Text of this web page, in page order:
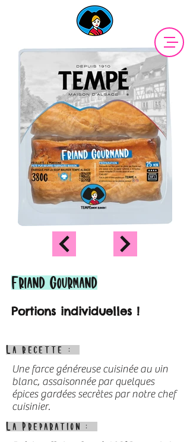
Friand Gourmand
Portions individuelles !
La recette :
Une farce généreuse cuisinée au vin
blanc, assaisonnée par quelques
épices gardées secrètes par notre chef
cuisinier.
La Preparation :